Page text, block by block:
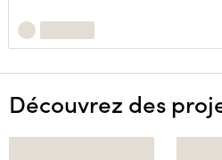
Découvrez des